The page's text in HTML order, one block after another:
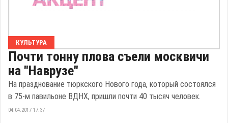
КУЛЬТУРА
Почти тонну плова съели москвичи
на "Наврузе"
На празднование тюркского Нового года, который состоялся
в 75-м павильоне ВДНХ, пришли почти 40 тысяч человек.
04.04.2017 17:37